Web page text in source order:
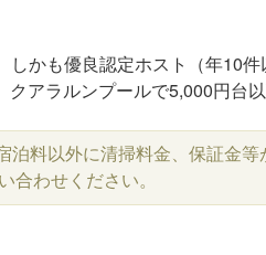
かも優良認定ホスト（年10件
アラルンプールで5,000円台
泊料以外に清掃料金、保証金
合わせください。